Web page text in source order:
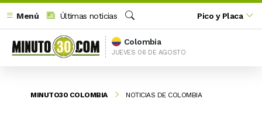
Menú
Últimas noticias
Buscar
Pico y Placa
Colombia
JUEVES 06 DE AGOSTO
MINUTO30 COLOMBIA NOTICIAS DE COLOMBIA